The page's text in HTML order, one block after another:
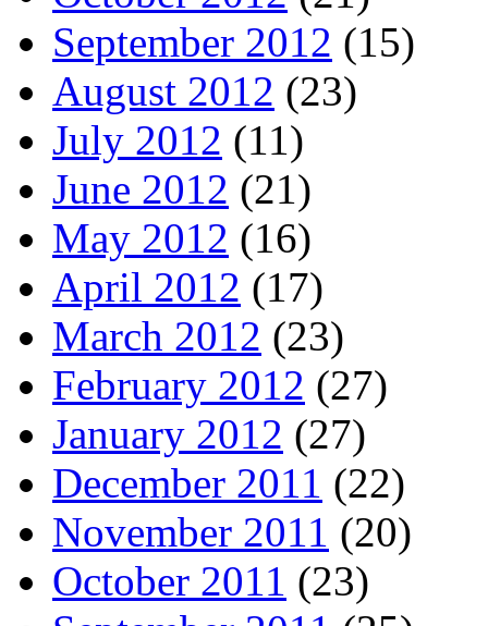
September 2012 (15)
August 2012 (23)
July 2012 (11)
June 2012 (21)
May 2012 (16)
April 2012 (17)
March 2012 (23)
February 2012 (27)
January 2012 (27)
December 2011 (22)
November 2011 (20)
October 2011 (23)